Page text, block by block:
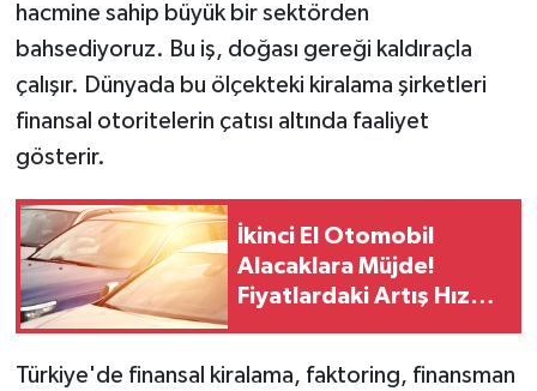
hacmine sahip büyük bir sektörden
bahsediyoruz. Bu iş, doğası gereği kaldıraçla
çalışır. Dünyada bu ölçekteki kiralama şirketleri
finansal otoritelerin çatısı altında faaliyet
gösterir.
İkinci El Otomobil
Alacaklara Müjde!
Fiyatlardaki Artış Hız
Türkiye'de finansal kiralama, faktoring, finansman